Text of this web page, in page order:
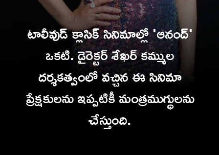
టాలీవుడ్ క్లాసిక్ సినిమాల్లో 'ఆనంద్'
ఒకటి. డైరెక్టర్ శేఖర్ కమ్ముల
దర్శకత్వంలో వచ్చిన ఈ సినిమా
ప్రేక్షకులను ఇప్పటికీ మంత్రముగ్ధులను
చేస్తుంది.